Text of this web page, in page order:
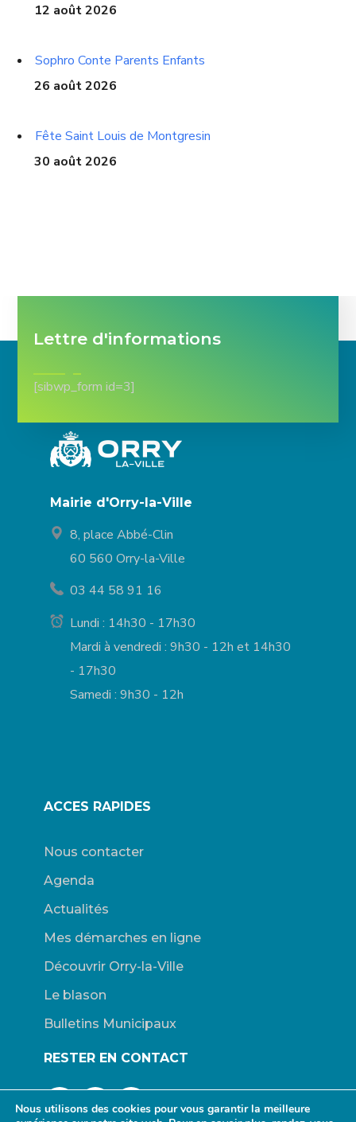
12 août 2026
Sophro Conte Parents Enfants
26 août 2026
Fête Saint Louis de Montgresin
30 août 2026
Lettre d'informations
[sibwp_form id=3]
Mairie d'Orry-la-Ville
8, place Abbé-Clin
60 560 Orry-la-Ville
03 44 58 91 16
Lundi : 14h30 - 17h30
Mardi à vendredi : 9h30 - 12h et 14h30
- 17h30
Samedi : 9h30 - 12h
ACCES RAPIDES
Nous contacter
Agenda
Actualités
Mes démarches en ligne
Découvrir Orry-la-Ville
Le blason
Bulletins Municipaux
RESTER EN CONTACT
Nous utilisons des cookies pour vous garantir la meilleure